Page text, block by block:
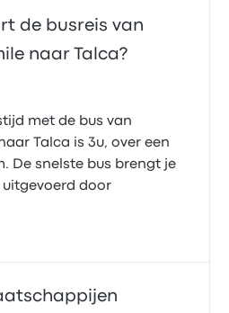
de busreis van
naar Talca?
met de bus van
Talca is 3u, over een
De snelste bus brengt je
door